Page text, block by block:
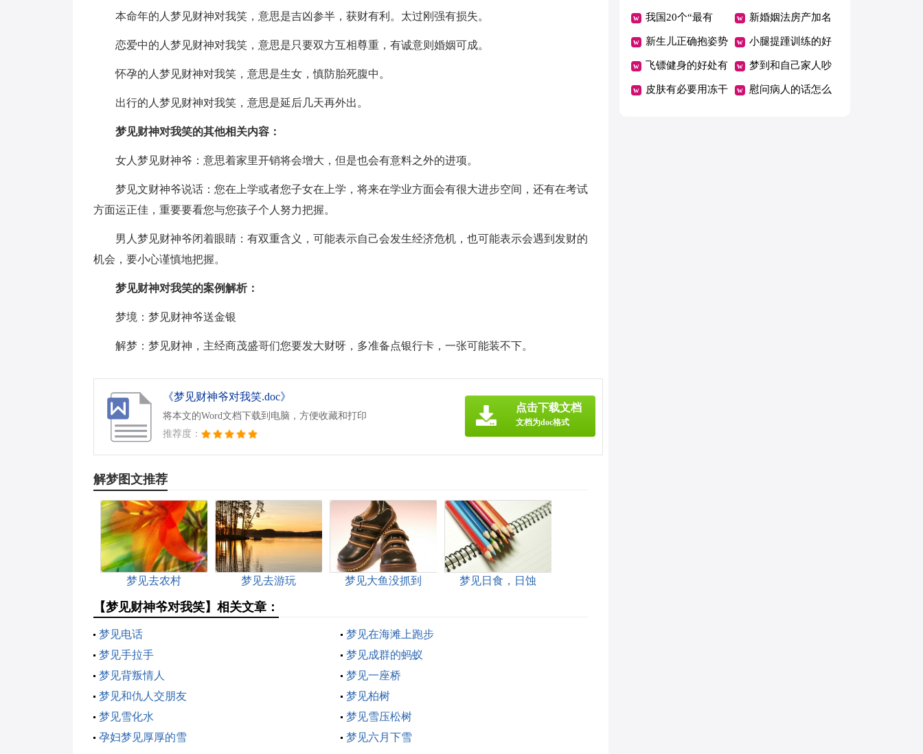
本命年的人梦见财神对我笑，意思是吉凶参半，获财有利。太过刚强有损失。
恋爱中的人梦见财神对我笑，意思是只要双方互相尊重，有诚意则婚姻可成。
怀孕的人梦见财神对我笑，意思是生女，慎防胎死腹中。
出行的人梦见财神对我笑，意思是延后几天再外出。
梦见财神对我笑的其他相关内容：
女人梦见财神爷：意思着家里开销将会增大，但是也会有意料之外的进项。
梦见文财神爷说话：您在上学或者您子女在上学，将来在学业方面会有很大进步空间，还有在考试
方面运正佳，重要要看您与您孩子个人努力把握。
男人梦见财神爷闭着眼睛：有双重含义，可能表示自己会发生经济危机，也可能表示会遇到发财的
机会，要小心谨慎地把握。
梦见财神对我笑的案例解析：
梦境：梦见财神爷送金银
解梦：梦见财神，主经商茂盛哥们您要发大财呀，多准备点银行卡，一张可能装不下。
《梦见财神爷对我笑.doc》
将本文的Word文档下载到电脑，方便收藏和打印
推荐度：
点击下载文档
文档为doc格式
解梦图文推荐
梦见去农村 梦见去游玩 梦见大鱼没抓到 梦见日食，日蚀
【梦见财神爷对我笑】相关文章：
梦见电话
梦见在海滩上跑步
梦见手拉手
梦见成群的蚂蚁
梦见背叛情人
梦见一座桥
梦见和仇人交朋友
梦见柏树
梦见雪化水
梦见雪压松树
孕妇梦见厚厚的雪
梦见六月下雪
动是什么 消除皱纹吗
我国20个“最有
钱”城市公布
新婚姻法房产加名
无效是吗
新生儿正确抱姿势
图解
小腿提踵训练的好
处
飞镖健身的好处有
哪些
梦到和自己家人吵
架哭了
皮肤有必要用冻干 慰问病人的话怎么